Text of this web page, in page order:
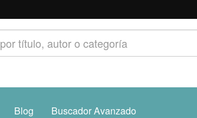
Blog Buscador Avanzado